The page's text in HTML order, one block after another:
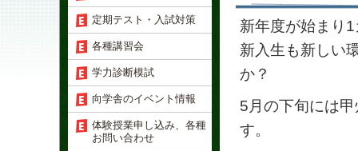
新年度が始まり
新入生も新しい
か？
5月の下旬には
す。
定期テスト・入試対策
各種講習会
学力診断模試
向学舎のイベント情報
体験授業申し込み、各種
お問い合わせ